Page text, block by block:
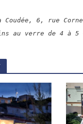
Coudée, 6, rue
au verre de 4 à